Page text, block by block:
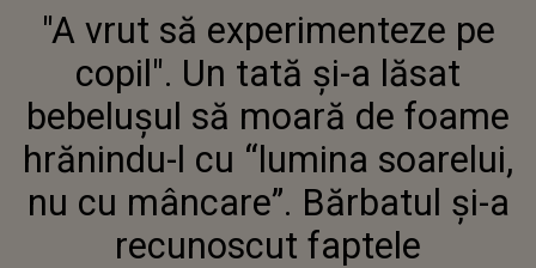
UN TATĂ ȘI-A LĂSAT BEBELUȘUL SĂ
MOARĂ DE FOAME HRĂNINDU-L CU
“LUMINA SOARELUI, NU CU MÂNCARE”.
BĂRBATUL ȘI-A RECUNOSCUT FAPTELE
"A vrut să experimenteze pe
copil". Un tată și-a lăsat
bebelușul să moară de foame
hrănindu-l cu “lumina soarelui,
nu cu mâncare”. Bărbatul și-a
recunoscut faptele